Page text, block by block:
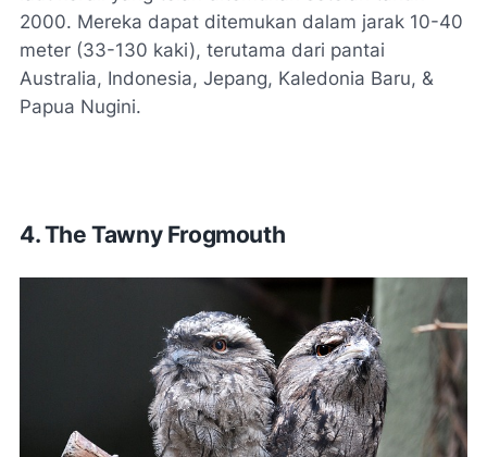
2000. Mereka dapat ditemukan dalam jarak 10-40
meter (33-130 kaki), terutama dari pantai
Australia, Indonesia, Jepang, Kaledonia Baru, &
Papua Nugini.
4. The Tawny Frogmouth